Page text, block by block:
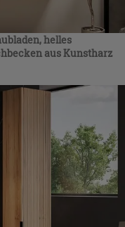
helles
aus Kunstharz